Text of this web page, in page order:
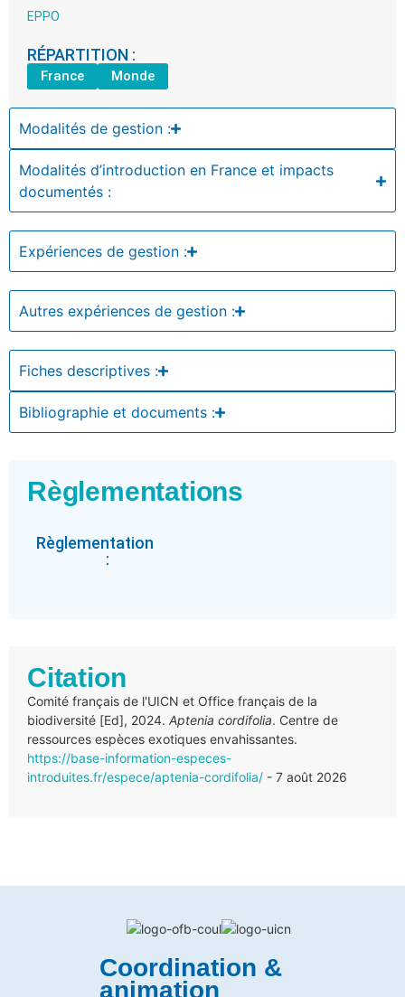
EPPO
RÉPARTITION :
France Monde
Modalités de gestion :
Modalités d’introduction en France et impacts
documentés :
Expériences de gestion :
Autres expériences de gestion :
Fiches descriptives :
Bibliographie et documents :
Règlementations
Règlementation
:
Citation
Comité français de l'UICN et Office français de la
biodiversité [Ed], 2024. Aptenia cordifolia. Centre de
ressources espèces exotiques envahissantes.
https://base-information-especes-
introduites.fr/espece/aptenia-cordifolia/ - 7 août 2026
Coordination &
animation